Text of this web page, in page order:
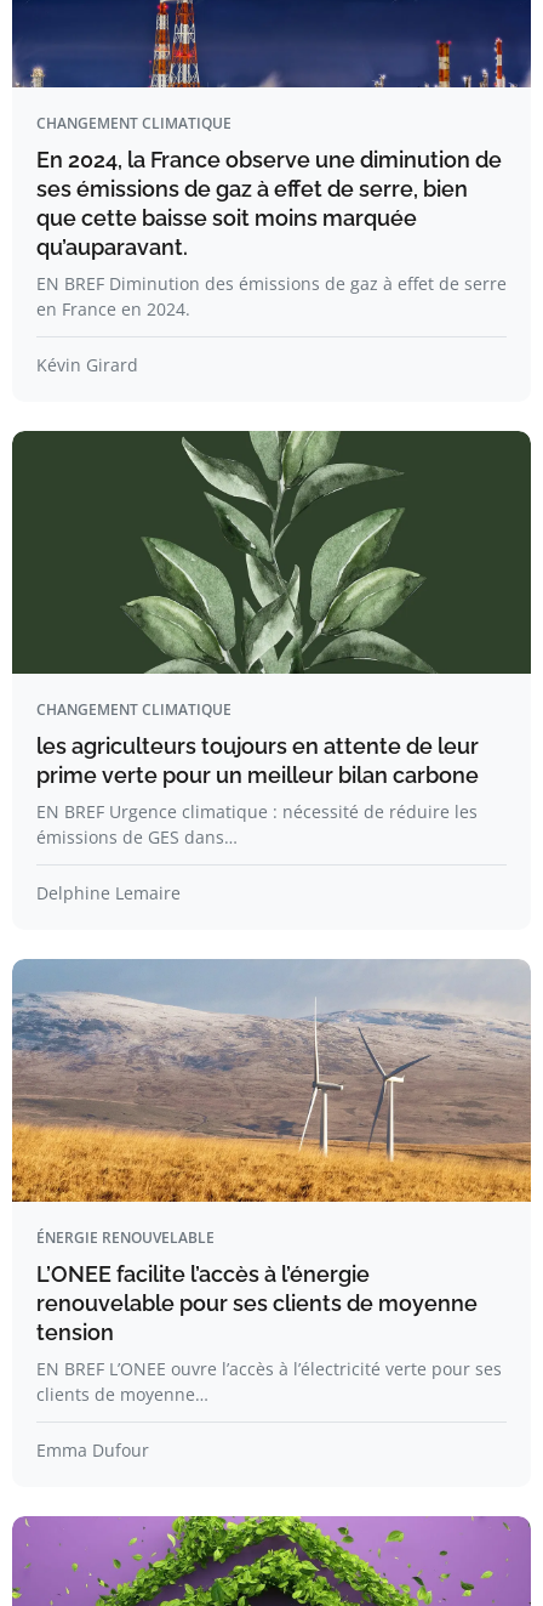
CHANGEMENT CLIMATIQUE
En 2024, la France observe une diminution de
ses émissions de gaz à effet de serre, bien
que cette baisse soit moins marquée
qu’auparavant.
EN BREF Diminution des émissions de gaz à effet de serre
en France en 2024.
Kévin Girard
CHANGEMENT CLIMATIQUE
les agriculteurs toujours en attente de leur
prime verte pour un meilleur bilan carbone
EN BREF Urgence climatique : nécessité de réduire les
émissions de GES dans…
Delphine Lemaire
ÉNERGIE RENOUVELABLE
L’ONEE facilite l’accès à l’énergie
renouvelable pour ses clients de moyenne
tension
EN BREF L’ONEE ouvre l’accès à l’électricité verte pour ses
clients de moyenne…
Emma Dufour